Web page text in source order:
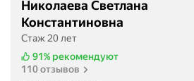
Николаева Светлана
Константиновна
Стаж 20 лет
91% рекомендуют
110 отзывов